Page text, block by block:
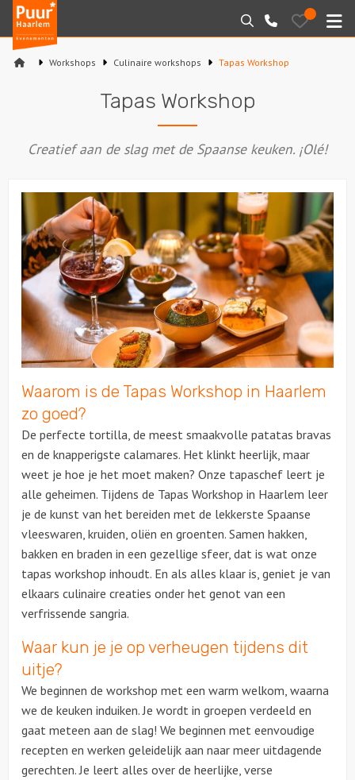
Puur*
Haarlem
bedrijfsuitjes
Zoeken
023-
2210130
Bewaarde
uitjes
Varen
Sport en spel
Workshops
Rondleidingen
Locaties
Feesten
Over ons
Workshops Culinaire workshops Tapas Workshop
Tapas Workshop
Creatief aan de slag met de Spaanse keuken. ¡Olé!
Waarom is de Tapas Workshop in Haarlem
zo goed?
De perfecte tortilla, de meest smaakvolle patatas bravas
en de knapperigste calamares. Het klinkt heerlijk, maar
weet je hoe je het moet maken? Onze tapaschef leert je
alle geheimen. Tijdens de Tapas Workshop in Haarlem leer
je de kunst van het bereiden met de lekkerste Spaanse
vleeswaren, kruiden, oliën en groenten. Samen hakken,
bakken en braden in een gezellige sfeer, dat is wat onze
tapas workshop inhoudt. En als alles klaar is, geniet je van
elkaars culinaire creaties onder het genot van een
verfrissende sangria.
Waar kun je je op verheugen tijdens dit
uitje?
We beginnen de workshop met een warm welkom, waarna
we de keuken induiken. Je wordt in groepen verdeeld en
gaat meteen aan de slag! We beginnen met eenvoudige
recepten en werken geleidelijk aan naar meer uitdagende
gerechten. Je leert alles over de heerlijke, verse